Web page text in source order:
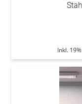
Inkl.